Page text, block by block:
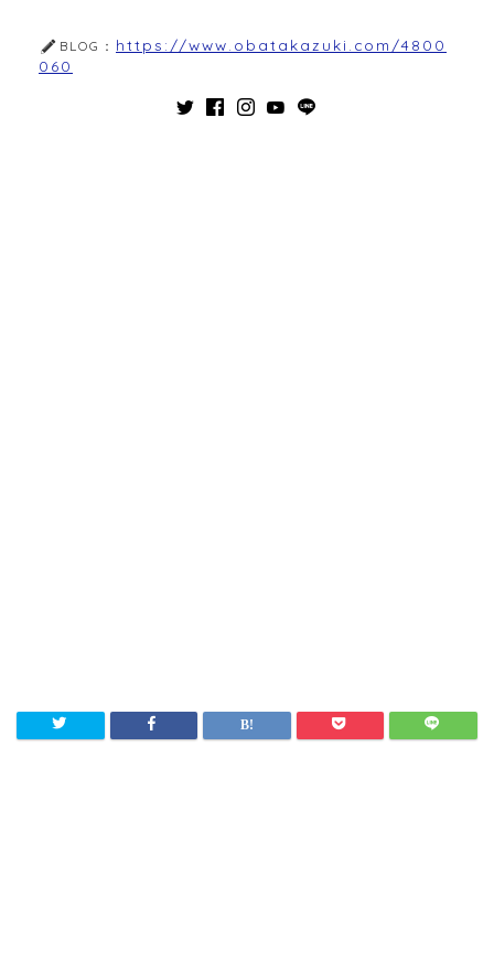
BLOG： https://www.obatakazuki.com/4800
060